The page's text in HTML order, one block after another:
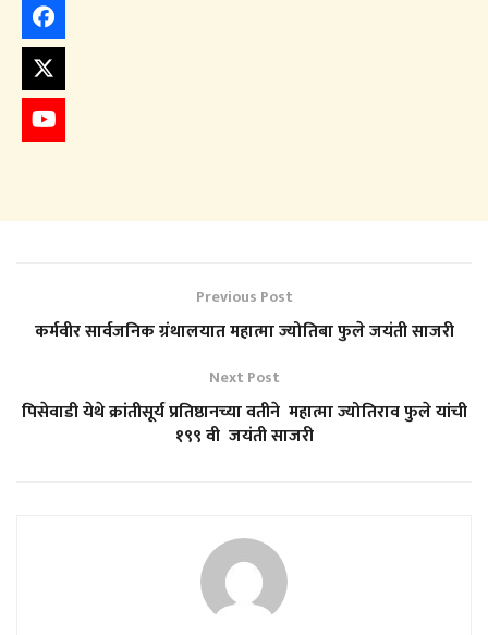
Previous Post
कर्मवीर सार्वजनिक ग्रंथालयात महात्मा ज्योतिबा फुले जयंती साजरी
Next Post
पिसेवाडी येथे क्रांतीसूर्य प्रतिष्ठानच्या वतीने महात्मा ज्योतिराव फुले यांची
१९९ वी जयंती साजरी